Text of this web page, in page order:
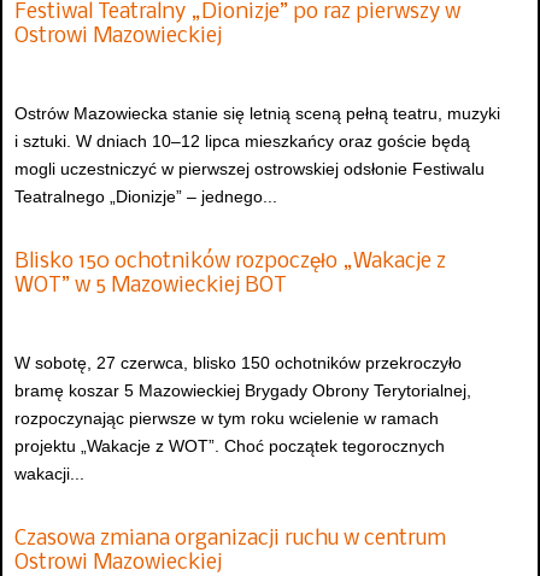
Festiwal Teatralny „Dionizje” po raz pierwszy w
Ostrowi Mazowieckiej
Ostrów Mazowiecka stanie się letnią sceną pełną teatru, muzyki
i sztuki. W dniach 10–12 lipca mieszkańcy oraz goście będą
mogli uczestniczyć w pierwszej ostrowskiej odsłonie Festiwalu
Teatralnego „Dionizje” – jednego...
Blisko 150 ochotników rozpoczęło „Wakacje z
WOT” w 5 Mazowieckiej BOT
W sobotę, 27 czerwca, blisko 150 ochotników przekroczyło
bramę koszar 5 Mazowieckiej Brygady Obrony Terytorialnej,
rozpoczynając pierwsze w tym roku wcielenie w ramach
projektu „Wakacje z WOT”. Choć początek tegorocznych
wakacji...
Czasowa zmiana organizacji ruchu w centrum
Ostrowi Mazowieckiej